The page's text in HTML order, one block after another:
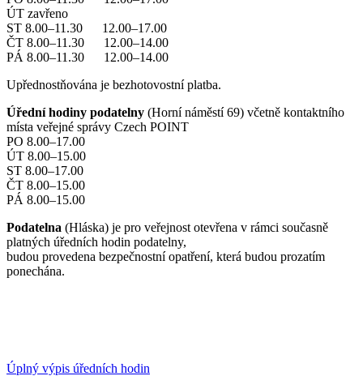
ÚT zavřeno
ST 8.00–11.30 12.00–17.00
ČT 8.00–11.30 12.00–14.00
PÁ 8.00–11.30 12.00–14.00
Upřednostňována je bezhotovostní platba.
Úřední hodiny podatelny (Horní náměstí 69) včetně kontaktního
místa veřejné správy Czech POINT
PO 8.00–17.00
ÚT 8.00–15.00
ST 8.00–17.00
ČT 8.00–15.00
PÁ 8.00–15.00
Podatelna (Hláska) je pro veřejnost otevřena v rámci současně
platných úředních hodin podatelny,
budou provedena bezpečnostní opatření, která budou prozatím
ponechána.
Úplný výpis úředních hodin